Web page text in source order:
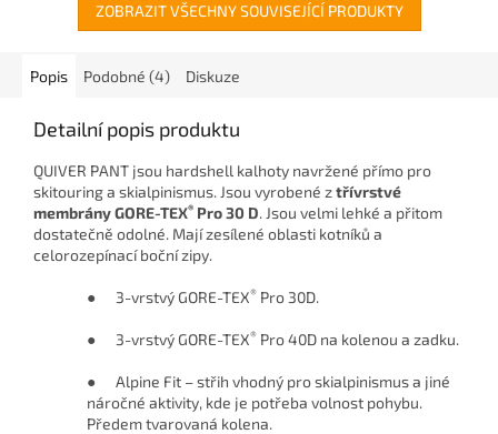
ZOBRAZIT VŠECHNY SOUVISEJÍCÍ PRODUKTY
Popis Podobné (4) Diskuze
Detailní popis produktu
QUIVER PANT jsou hardshell kalhoty navržené přímo pro
skitouring a skialpinismus. Jsou vyrobené ztřívrstvé
membrány GORE-TEX® Pro 30 D. Jsou velmi lehké a přitom
dostatečně odolné. Mají zesílené oblasti kotníků a
celorozepínací boční zipy.
● 3-vrstvý GORE-TEX® Pro 30D.
● 3-vrstvý GORE-TEX® Pro 40D na kolenou a zadku.
● Alpine Fit – střih vhodný pro skialpinismus a jiné
náročné aktivity, kde je potřeba volnost pohybu.
Předem tvarovaná kolena.